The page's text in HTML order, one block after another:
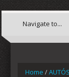
Home /